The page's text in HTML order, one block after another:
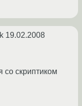
19.02.2008
со скриптиком